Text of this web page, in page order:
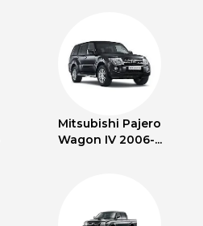
Mitsubishi Pajero
Wagon IV 2006-...